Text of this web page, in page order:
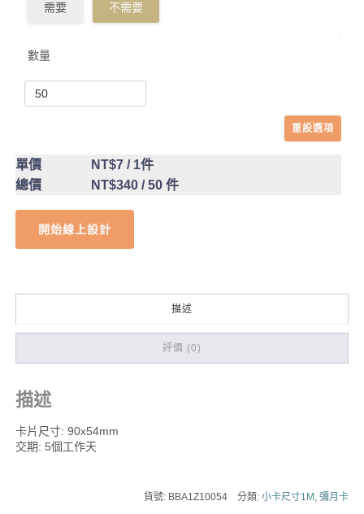
需要 不需要
數量
重設選項
單價 NT$7/ 1件
總價
NT$340/ 50 件
開始線上設計
描述
評價 (0)
描述
卡片尺寸: 90x54mm
交期: 5個工作天
貨號: BBA1Z10054 分類:小卡尺寸1M,彌月卡